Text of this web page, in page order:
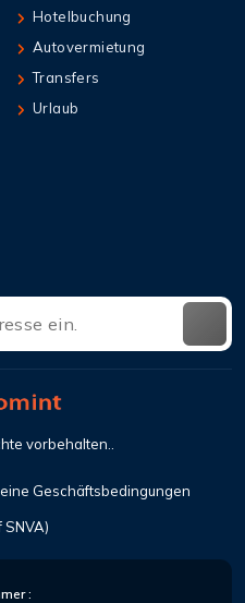
Hotelbuchung
Autovermietung
Transfers
Urlaub
SNVA)
vorbehalten..
Geschäftsbedingungen
: